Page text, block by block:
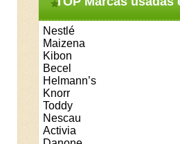
Nestlé
Maizena
Kibon
Becel
Helmann’s
Knorr
Toddy
Nescau
Activia